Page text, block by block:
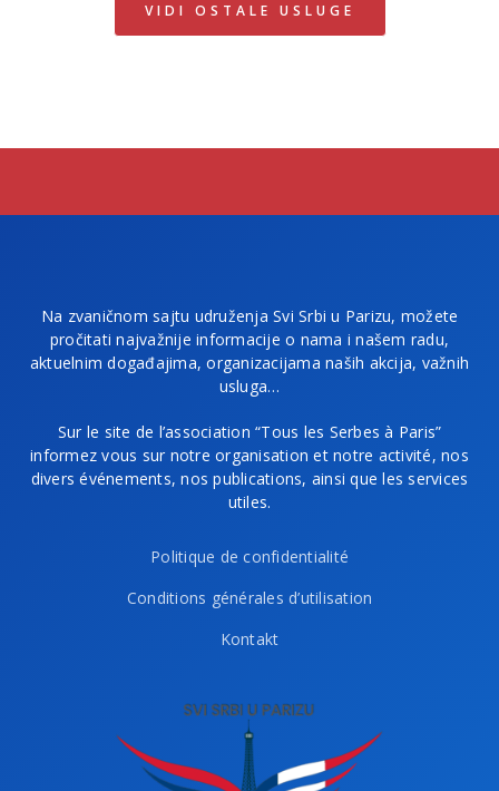
VIDI OSTALE USLUGE
Na zvaničnom sajtu udruženja Svi Srbi u Parizu, možete
pročitati najvažnije informacije o nama i našem radu,
aktuelnim događajima, organizacijama naših akcija, važnih
usluga…
Sur le site de l’association “Tous les Serbes à Paris”
informez vous sur notre organisation et notre activité, nos
divers événements, nos publications, ainsi que les services
utiles.
Politique de confidentialité
Conditions générales d’utilisation
Kontakt